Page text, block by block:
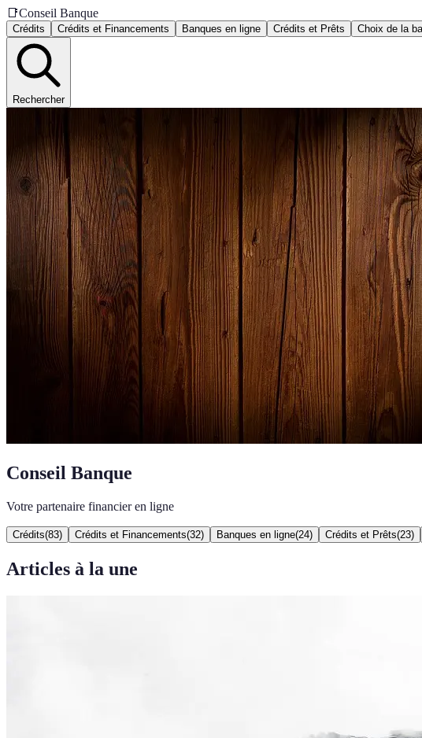
📑Conseil Banque
Crédits Crédits et Financements Banques en ligne Crédits et Prêts Choix de la
Rechercher
Conseil Banque
Votre partenaire financier en ligne
Crédits(83) Crédits et Financements(32) Banques en ligne(24) Crédits et Prêts(23)
Articles à la une